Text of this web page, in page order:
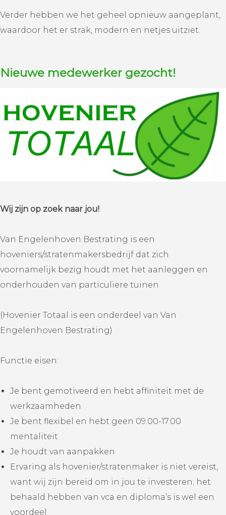
Verder hebben we het geheel opnieuw aangeplant,
waardoor het er strak, modern en netjes uitziet.
Nieuwe medewerker gezocht!
Wij zijn op zoek naar jou!
Van Engelenhoven Bestrating is een
hoveniers/stratenmakersbedrijf dat zich
voornamelijk bezig houdt met het aanleggen en
onderhouden van particuliere tuinen
(Hovenier Totaal is een onderdeel van Van
Engelenhoven Bestrating)
Functie eisen:
Je bent gemotiveerd en hebt affiniteit met de
werkzaamheden
Je bent flexibel en hebt geen 09.00-17.00
mentaliteit
Je houdt van aanpakken
Ervaring als hovenier/stratenmaker is niet vereist,
want wij zijn bereid om in jou te investeren; het
behaald hebben van vca en diploma’s is wel een
voordeel